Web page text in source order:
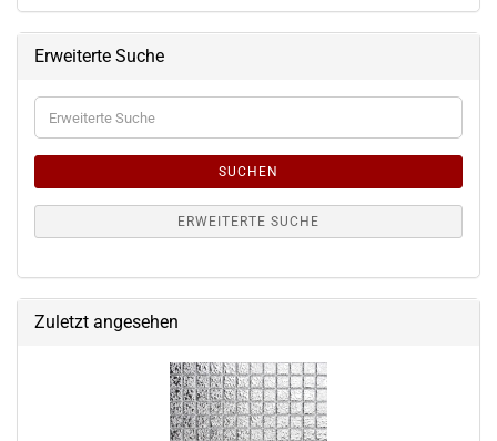
Erweiterte Suche
Erweiterte
Suche
SUCHEN
ERWEITERTE SUCHE
Zuletzt angesehen